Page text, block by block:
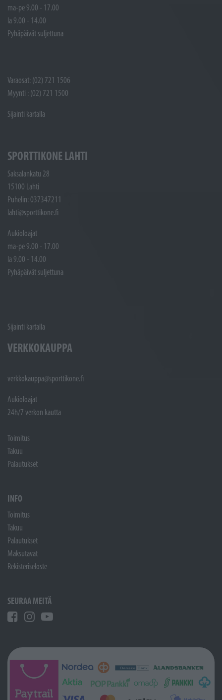
ma-pe 9.00 - 17.00
la 9.00 - 14.00
Pyhäpäivät suljettuna
Varaosat: (02) 721 1506
Myynti : (02) 721 1500
Sijainti kartalla
SPORTTIKONE LAHTI
Saksalankatu 28
15100 Lahti
Puhelin: 037347211
lahti@sporttikone.fi
Aukioloajat
ma-pe 9.00 - 17.00
la 9.00 - 14.00
Pyhäpäivät suljettuna
Sijainti kartalla
VERKKOKAUPPA
verkkokauppa@sporttikone.fi
Aukioloajat
24h/7 verkon kautta
Toimitus
Takuu
Palautukset
INFO
Toimitus
Takuu
Palautukset
Maksutavat
Rekisteriseloste
SEURAA MEITÄ